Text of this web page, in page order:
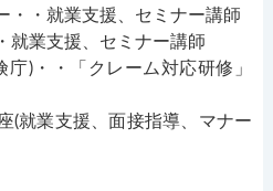
・・就業支援、セミナー講師
就業支援、セミナー講師
)・・「クレーム対応研修」
(就業支援、面接指導、マナー